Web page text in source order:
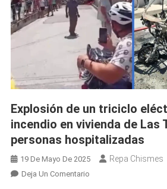
Explosión de un triciclo
incendio en vivienda de Las
personas hospitalizadas
19 De Mayo De 2025 Repa Chismes
Deja Un ComentarioEn